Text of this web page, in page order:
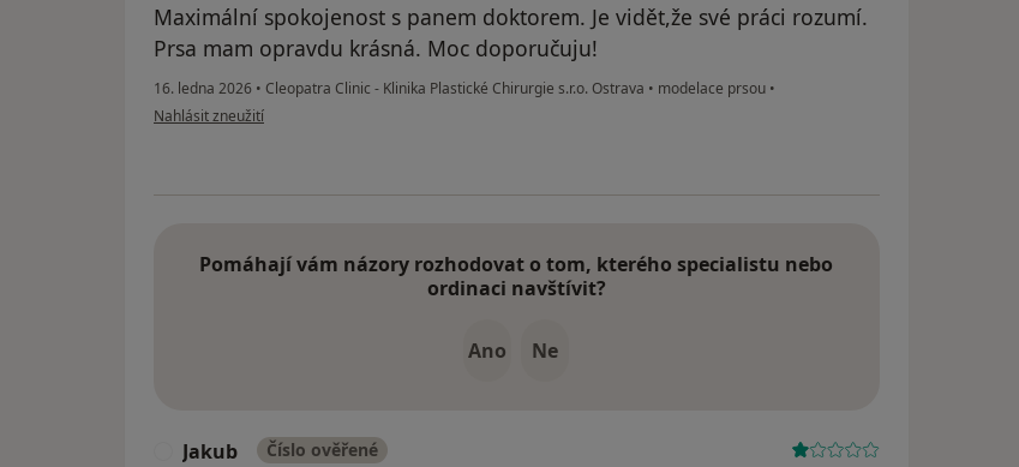
Maximální spokojenost s panem doktorem. Je vidět,že své práci rozumí.
Prsa mam opravdu krásná. Moc doporučuju!
16. ledna 2026 • Cleopatra Clinic - Klinika Plastické Chirurgie s.r.o. Ostrava • modelace prsou •
podle názoru uživatele Diana
Nahlásit zneužití
Pomáhají vám názory rozhodovat o tom, kterého specialistu nebo
ordinaci navštívit?
Ano Ne
Jakub Číslo ověřené